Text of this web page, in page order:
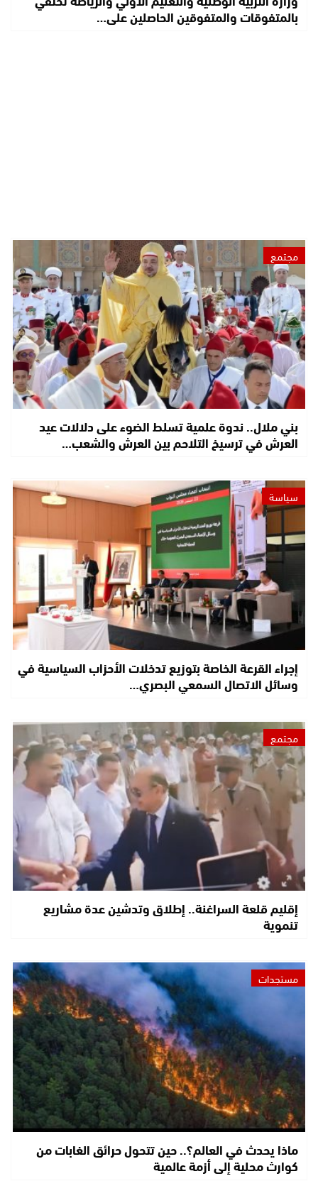
بالمتفوقات والمتفوقين الحاصلين على…
مجتمع
بني ملال.. ندوة علمية تسلط الضوء على دلالات عيد
العرش في ترسيخ التلاحم بين العرش والشعب…
سياسة
إجراء القرعة الخاصة بتوزيع تدخلات الأحزاب السياسية في
وسائل الاتصال السمعي البصري…
مجتمع
إقليم قلعة السراغنة.. إطلاق وتدشين عدة مشاريع
تنموية
مستجدات
ماذا يحدث في العالم؟.. حين تتحول حرائق الغابات من
كوارث محلية إلى أزمة عالمية